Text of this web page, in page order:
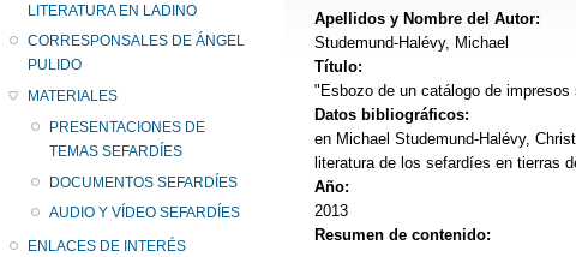
LITERATURA EN LADINO
CORRESPONSALES DE ÁNGEL
PULIDO
MATERIALES
PRESENTACIONES DE
TEMAS SEFARDÍES
DOCUMENTOS SEFARDÍES
AUDIO Y VÍDEO SEFARDÍES
ENLACES DE INTERÉS
Apellidos y Nombre del Autor:
Studemund-Halévy, Michael
Título:
"Esbozo de un catálogo de
Datos bibliográficos:
en Michael Studemund-Halévy,
literatura de los sefardíes en tierras
Año:
2013
Resumen de contenido: